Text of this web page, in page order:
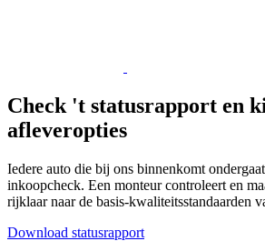
Check 't statusrapport en
afleveropties
Iedere auto die bij ons binnenkomt
inkoopcheck. Een monteur controleert en
rijklaar naar de basis-kwaliteitsstandaarden
Download statusrapport